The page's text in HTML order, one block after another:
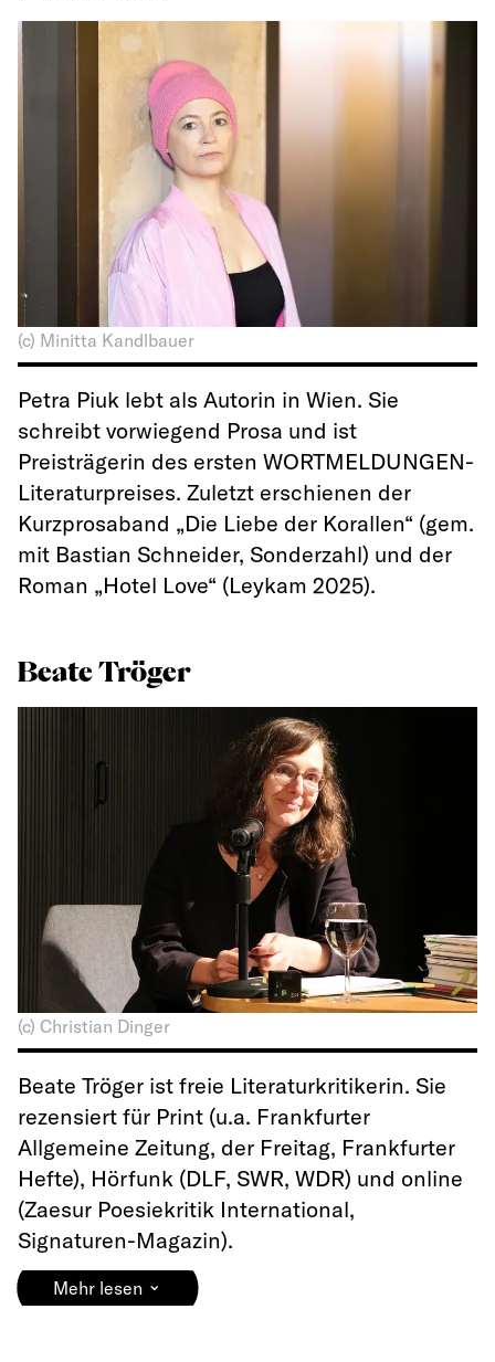
(c) Minitta Kandlbauer
Petra Piuk lebt als Autorin in Wien. Sie
schreibt vorwiegend Prosa und ist
Preisträgerin des ersten WORTMELDUNGEN-
Literaturpreises. Zuletzt erschienen der
Kurzprosaband „Die Liebe der Korallen“ (gem.
mit Bastian Schneider, Sonderzahl) und der
Roman „Hotel Love“ (Leykam 2025).
Beate Tröger
(c) Christian Dinger
Beate Tröger ist freie Literaturkritikerin. Sie
rezensiert für Print (u.a. Frankfurter
Allgemeine Zeitung, der Freitag, Frankfurter
Hefte), Hörfunk (DLF, SWR, WDR) und online
(Zaesur Poesiekritik International,
Signaturen-Magazin).
Mehr lesen ⌄